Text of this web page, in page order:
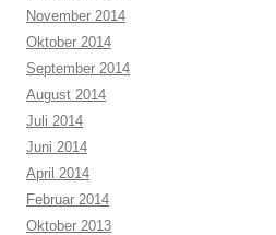
November 2014
Oktober 2014
September 2014
August 2014
Juli 2014
Juni 2014
April 2014
Februar 2014
Oktober 2013